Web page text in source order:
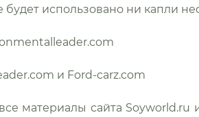
будет использовано ни капли
и Ford-carz.com
материалы сайта